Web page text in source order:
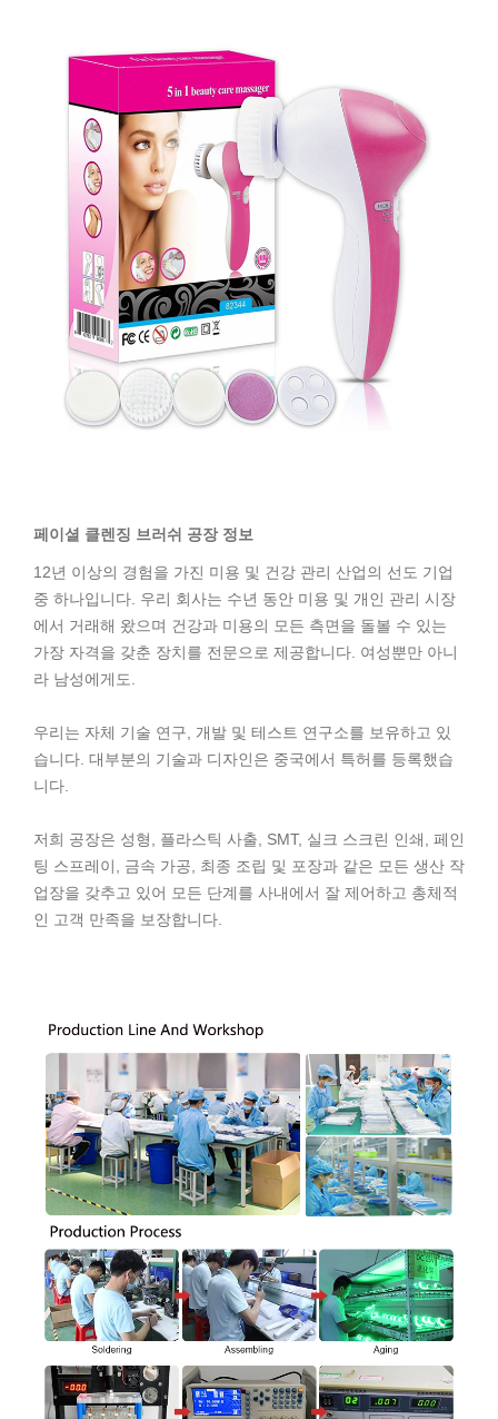
페이셜 클렌징 브러쉬 공장 정보
12년 이상의 경험을 가진 미용 및 건강 관리 산업의 선도 기업
중 하나입니다. 우리 회사는 수년 동안 미용 및 개인 관리 시장
에서 거래해 왔으며 건강과 미용의 모든 측면을 돌볼 수 있는
가장 자격을 갖춘 장치를 전문으로 제공합니다. 여성뿐만 아니
라 남성에게도.
우리는 자체 기술 연구, 개발 및 테스트 연구소를 보유하고 있
습니다. 대부분의 기술과 디자인은 중국에서 특허를 등록했습
니다.
저희 공장은 성형, 플라스틱 사출, SMT, 실크 스크린 인쇄, 페인
팅 스프레이, 금속 가공, 최종 조립 및 포장과 같은 모든 생산 작
업장을 갖추고 있어 모든 단계를 사내에서 잘 제어하고 총체적
인 고객 만족을 보장합니다.